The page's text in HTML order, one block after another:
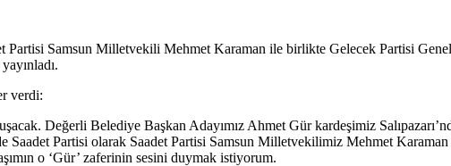
Partisi Samsun Milletvekili Mehmet Karaman ile birlikte Gelecek Partisi
verdi:
Değerli Belediye Başkan Adayımız Ahmet Gür kardeşimiz
Partisi olarak Saadet Partisi Samsun Milletvekilimiz Mehmet Karaman
o ‘Gür’ zaferinin sesini duymak istiyorum.